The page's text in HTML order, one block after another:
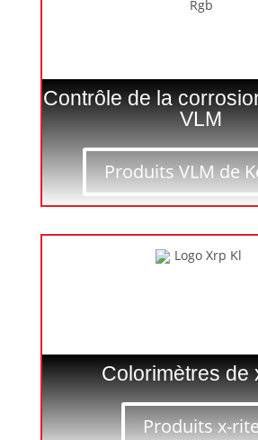
Contrôle de la
VLM
Produits VLM de
Colorimètres de
Produits x-